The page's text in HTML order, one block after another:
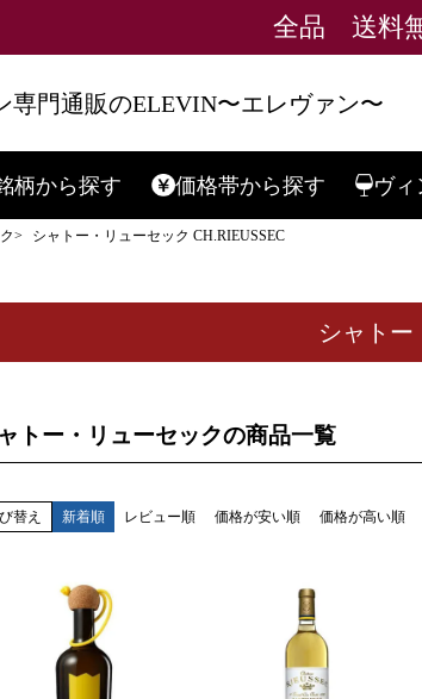
全品 送料
専門通販のELEVIN〜エレヴァン〜
柄から探す 価格帯から探す ヴィ
検索
シャトー・リューセック CH.RIEUSSEC
シャトー
トー・リューセックの商品一覧
替え 新着順 レビュー順 価格が安い順 価格が高い順
価格